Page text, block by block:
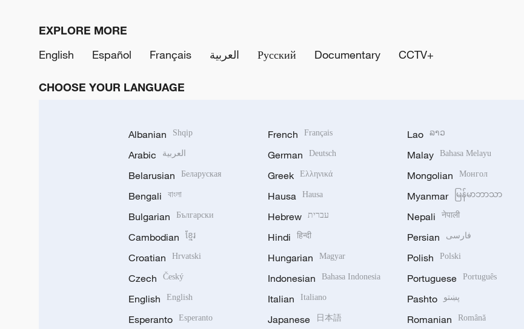
EXPLORE MORE
English
Español Français العربية Русский Documentary CCTV+
CHOOSE YOUR LANGUAGE
Albanian Shqip
Arabic العربية
Belarusian Беларуская
Bengali বাংলা
Bulgarian Български
Cambodian ខ្មែរ
Croatian Hrvatski
Czech Český
English English
Esperanto Esperanto
French Français
German Deutsch
Greek Ελληνικά
Hausa Hausa
Hebrew עברית
Hindi हिन्दी
Hungarian Magyar
Indonesian Bahasa Indonesia
Italian Italiano
Japanese 日本語
Lao ລາວ
Malay Bahasa Melayu
Mongolian Монгол
Myanmar မြန်မာဘာသာ
Nepali नेपाली
Persian فارسی
Polish Polski
Portuguese Português
Pashto پښتو
Romanian Română